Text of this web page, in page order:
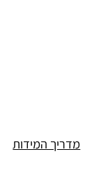
מדריך המידות